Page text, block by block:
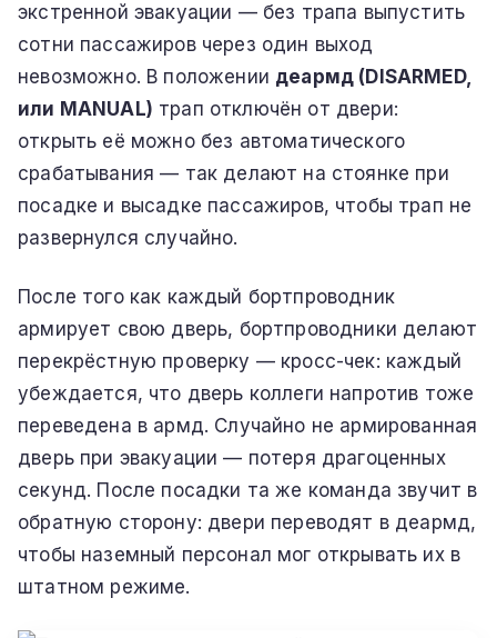
экстренной эвакуации — без трапа выпустить
сотни пассажиров через один выход
невозможно. В положении деармд (DISARMED,
или MANUAL) трап отключён от двери:
открыть её можно без автоматического
срабатывания — так делают на стоянке при
посадке и высадке пассажиров, чтобы трап не
развернулся случайно.
После того как каждый бортпроводник
армирует свою дверь, бортпроводники делают
перекрёстную проверку — кросс-чек: каждый
убеждается, что дверь коллеги напротив тоже
переведена в армд. Случайно не армированная
дверь при эвакуации — потеря драгоценных
секунд. После посадки та же команда звучит в
обратную сторону: двери переводят в деармд,
чтобы наземный персонал мог открывать их в
штатном режиме.